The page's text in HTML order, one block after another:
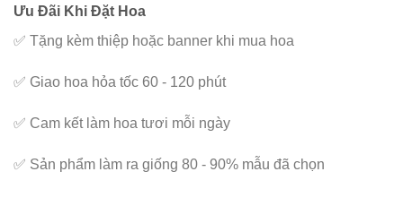
Ưu Đãi Khi Đặt Hoa
✅ Tặng kèm thiệp hoặc banner khi mua hoa
✅ Giao hoa hỏa tốc 60 - 120 phút
✅ Cam kết làm hoa tươi mỗi ngày
✅ Sản phẩm làm ra giống 80 - 90% mẫu đã chọn